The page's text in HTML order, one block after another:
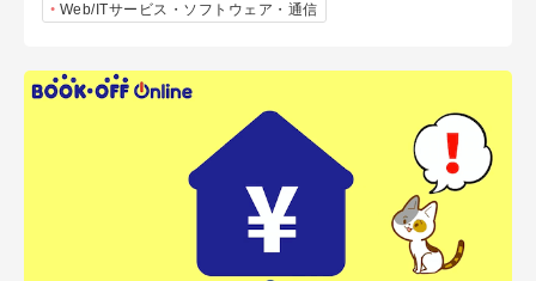
Web/ITサービス・ソフトウェア・通信